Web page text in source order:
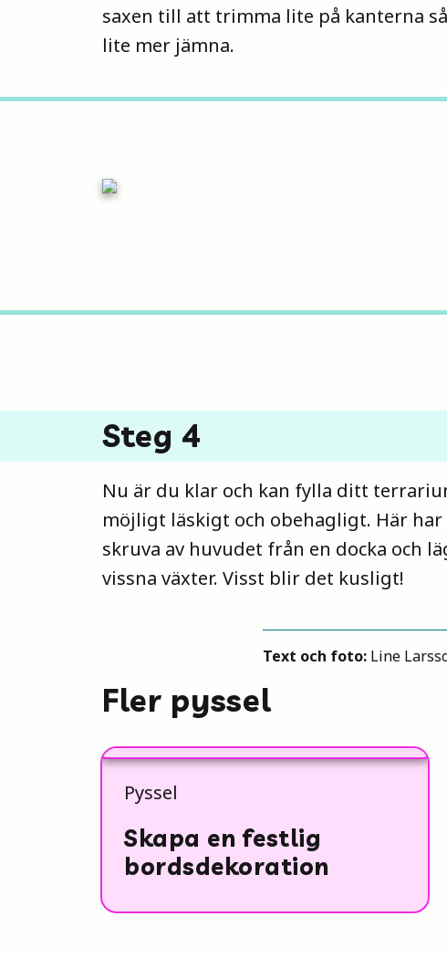
saxen till att trimma lite på kanterna
lite mer jämna.
Steg 4
Nu är du klar och kan fylla ditt
möjligt läskigt och obehagligt. Här
skruva av huvudet från en docka och
vissna växter. Visst blir det kusligt!
Text och foto: Line
Fler pyssel
Skapa en festlig
bordsdekoration
Pyssel